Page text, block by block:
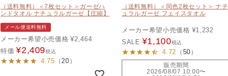
（送料無料）＜7枚セット＞ガーゼハ
ンドタオル ナチュラルガーゼ【圧縮】
メール便送料無料
メーカー希望小売価格 ¥2,464
特価 ¥2,409税込
4.75 （ 20 ）
（送料無料）＜同色2枚セット＞ ナチ
ュラルガーゼ フェイスタオル
メーカー希望小売価格 ¥1,232
SALE ¥1,100税込
4.72 （ 50 ）
販売期間
2026/08/07 10:00〜